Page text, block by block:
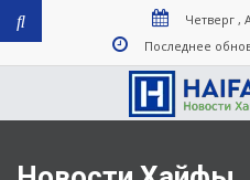
Четверг ,
Последнее